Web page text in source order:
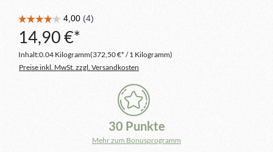
14,90 €*
Inhalt:0.04 Kilogramm(372,50 €* / 1 Kilogramm)
Preise inkl. MwSt. zzgl. Versandkosten
30 Punkte
Mehr zum Bonusprogramm